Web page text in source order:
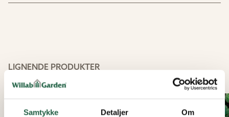
Samtykke Detaljer Om
LIGNENDE PRODUKTER